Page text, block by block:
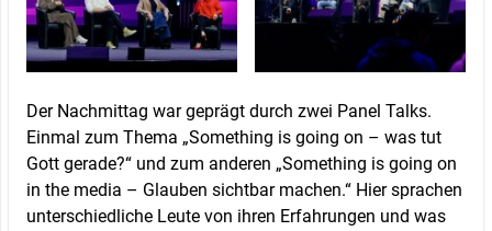
Der Nachmittag war geprägt durch zwei Panel Talks.
Einmal zum Thema „Something is going on – was tut
Gott gerade?“ und zum anderen „Something is going on
in the media – Glauben sichtbar machen.“ Hier sprachen
unterschiedliche Leute von ihren Erfahrungen und was